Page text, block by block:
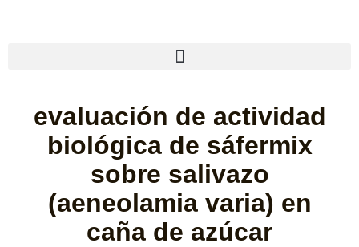
evaluación de actividad
biológica de sáfermix
sobre salivazo
(aeneolamia varia) en
caña de azúcar